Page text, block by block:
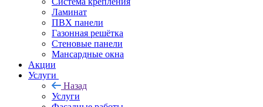
Ламинат
ПВХ панели
Газонная решётка
Стеновые панели
Мансардные окна
Акции
Услуги
Назад
Услуги